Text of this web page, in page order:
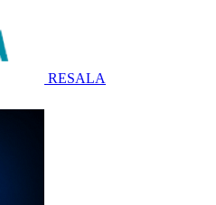
RESALA